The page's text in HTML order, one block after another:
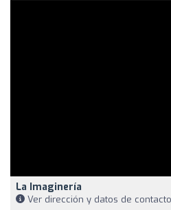
La Imaginería
Ver dirección y datos de contacto